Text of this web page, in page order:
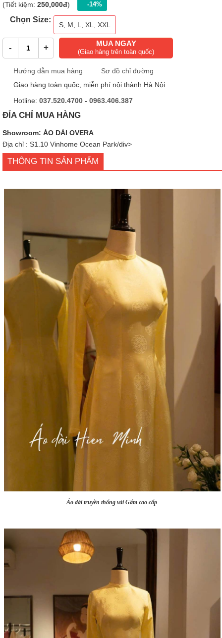
(Tiết kiệm: 250,000đ) -14%
Chọn Size:
S, M, L, XL, XXL
- + MUA NGAY
(Giao hàng trên toàn quốc)
Hướng dẫn mua hàng
Sơ đồ chỉ đường
Giao hàng toàn quốc, miễn phí nội thành Hà Nội
Hotline: 037.520.4700 - 0963.406.387
ĐỈA CHỈ MUA HÀNG
Showroom: ÁO DÀI OVERA
Địa chỉ : S1.10 Vinhome Ocean Park/div>
THÔNG TIN SẢN PHẨM
Áo dài truyền thống vải Gấm cao cấp